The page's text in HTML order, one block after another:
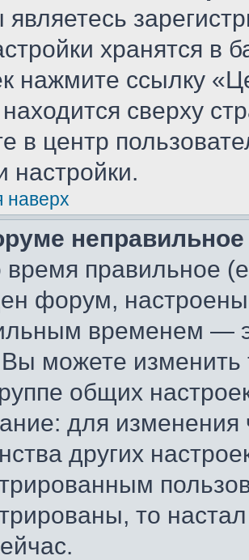
хранятся в
нажмите ссылку
сверху
в центр
настройки.
наверх
правильное
форум, настроены
временем —
можете изменить
общих
для изменения
других
то